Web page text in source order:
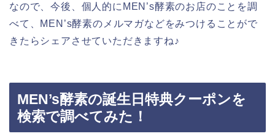
なので、今後、個人的にMEN’s酵素のお店のことを調
べて、MEN’s酵素のメルマガなどをみつけることがで
きたらシェアさせていただきますね♪
MEN’s酵素の誕生日特典クーポンを
検索で調べてみた！